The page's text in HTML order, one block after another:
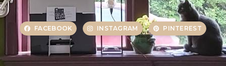
FACEBOOK INSTAGRAM PINTEREST